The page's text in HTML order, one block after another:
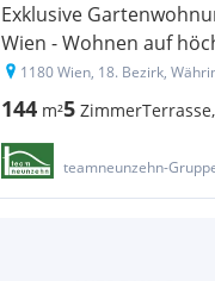
Exklusive
Wien - Wohnen auf
1180 Wien, 18. Bezirk,
144 m²5 Zimmer
teamneunzehn-